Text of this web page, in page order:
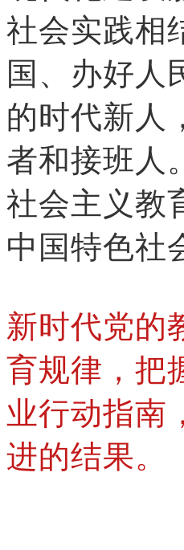
社会实践相
国、办好人
的时代新人
者和接班人
社会主义教
中国特色社
新时代党的
育规律，把
业行动指南
进的结果。